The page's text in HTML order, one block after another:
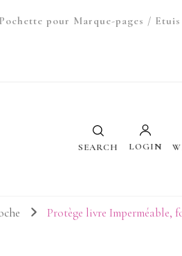
pour Marque-pages /
SEARCH LOGIN
Protège livre Imperméable,